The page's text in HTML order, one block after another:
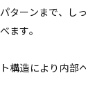
ターンまで、し
ます。
構造により内部